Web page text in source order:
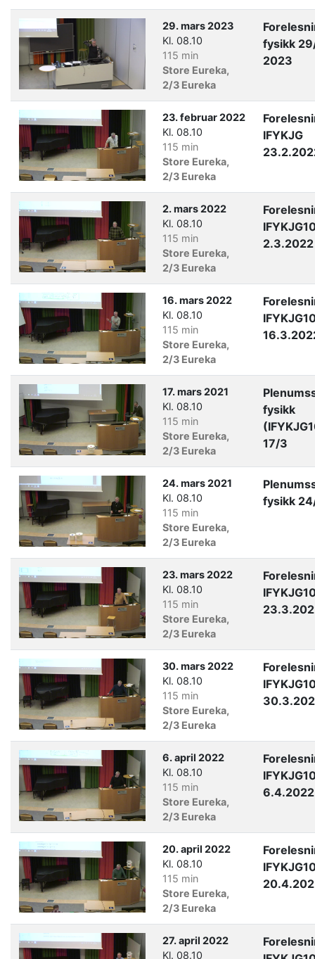
29. mars 2023
Kl. 08.10
115 min
Store Eureka,
2/3 Eureka
fysikk
2023
23. februar 2022
Kl. 08.10
115 min
Store Eureka,
2/3 Eureka
IFYKJG
2. mars 2022
Kl. 08.10
115 min
Store Eureka,
2/3 Eureka
2.3.2022
16. mars 2022
Kl. 08.10
115 min
Store Eureka,
2/3 Eureka
17. mars 2021
Kl. 08.10
115 min
Store Eureka,
2/3 Eureka
fysikk
17/3
24. mars 2021
Kl. 08.10
115 min
Store Eureka,
2/3 Eureka
fysikk
23. mars 2022
Kl. 08.10
115 min
Store Eureka,
2/3 Eureka
30. mars 2022
Kl. 08.10
115 min
Store Eureka,
2/3 Eureka
6. april 2022
Kl. 08.10
115 min
Store Eureka,
2/3 Eureka
6.4.2022
20. april 2022
Kl. 08.10
115 min
Store Eureka,
2/3 Eureka
27. april 2022
Kl. 08.10